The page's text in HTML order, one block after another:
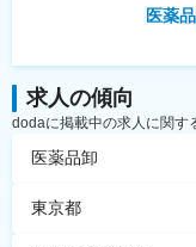
医薬
求人の傾向
dodaに掲載中の求人に関す
医薬品卸
東京都